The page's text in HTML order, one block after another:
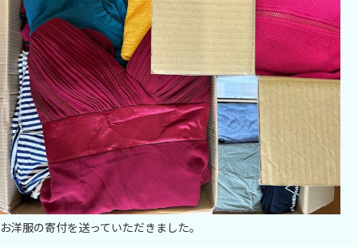
お洋服の寄付を送っていただきました。